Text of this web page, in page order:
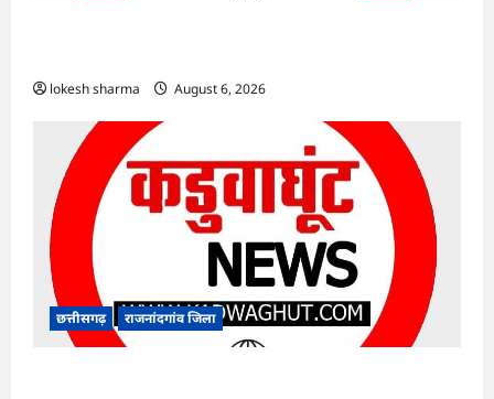
lokesh sharma August 6, 2026
छत्तीसगढ़ राजनांदगांव जिला